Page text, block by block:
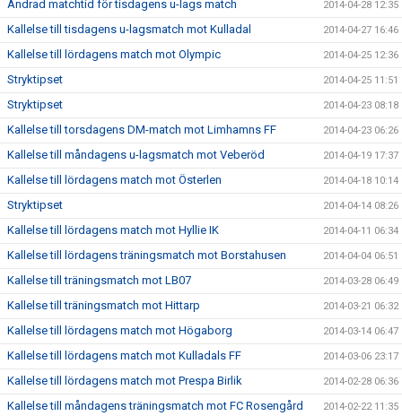
Ändrad matchtid för tisdagens u-lags match 2014-04-28 12:35
Kallelse till tisdagens u-lagsmatch mot Kulladal 2014-04-27 16:46
Kallelse till lördagens match mot Olympic 2014-04-25 12:36
Stryktipset 2014-04-25 11:51
Stryktipset 2014-04-23 08:18
Kallelse till torsdagens DM-match mot Limhamns FF 2014-04-23 06:26
Kallelse till måndagens u-lagsmatch mot Veberöd 2014-04-19 17:37
Kallelse till lördagens match mot Österlen 2014-04-18 10:14
Stryktipset 2014-04-14 08:26
Kallelse till lördagens match mot Hyllie IK 2014-04-11 06:34
Kallelse till lördagens träningsmatch mot Borstahusen 2014-04-04 06:51
Kallelse till träningsmatch mot LB07 2014-03-28 06:49
Kallelse till träningsmatch mot Hittarp 2014-03-21 06:32
Kallelse till lördagens match mot Högaborg 2014-03-14 06:47
Kallelse till lördagens match mot Kulladals FF 2014-03-06 23:17
Kallelse till lördagens match mot Prespa Birlik 2014-02-28 06:36
Kallelse till måndagens träningsmatch mot FC Rosengård 2014-02-22 11:35